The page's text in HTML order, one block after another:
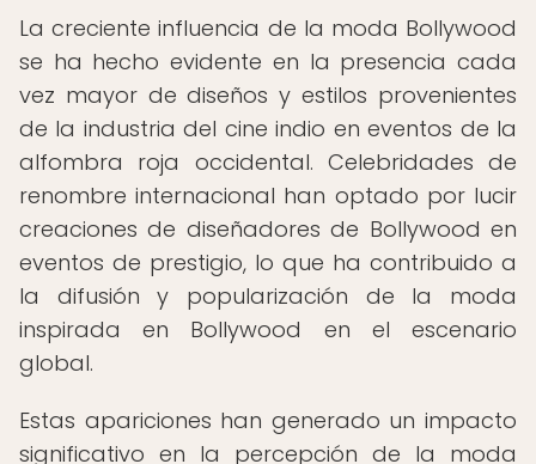
La creciente influencia de la moda Bollywood
se ha hecho evidente en la presencia cada
vez mayor de diseños y estilos provenientes
de la industria del cine indio en eventos de la
alfombra roja occidental. Celebridades de
renombre internacional han optado por lucir
creaciones de diseñadores de Bollywood en
eventos de prestigio, lo que ha contribuido a
la difusión y popularización de la moda
inspirada en Bollywood en el escenario
global.
Estas apariciones han generado un impacto
significativo en la percepción de la moda